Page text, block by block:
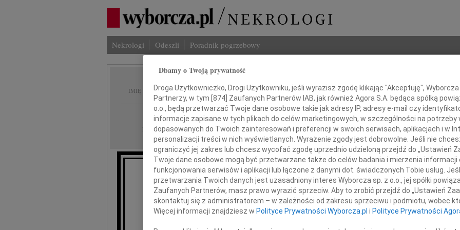
Nekrologi Odeszli Poradnik pogrzebowy
IMIĘ I NAZWISKO: Wanda Jadwiga Dziedzic
REGION: Kraków, Katowice, Warszawa
DATA EMISJI: 24.02.2017
Imię i
INNE
W
Z
Ewa
W
Dbamy o Twoją prywatność
Droga Użytkowniczko, Drogi Użytkowniku, jeśli wyrazisz zgodę klikając "Akceptuję",
Partnerzy, w tym [ 874 ] Zaufanych Partnerów IAB, jak również Agora S.A. będąca spółką
o.o., będą przetwarzać Twoje dane osobowe takie jak adresy IP, adresy e-mail czy
informacje zapisane w tych plikach do celów marketingowych, w szczególności na potrzeby
dopasowanych do Twoich zainteresowań i preferencji w swoich serwisach, aplikacjach i w
personalizacji treści w nich wyświetlanych. Wyrażenie zgody jest dobrowolne. Jeśli nie
ograniczyć jej zakres lub chcesz wycofać zgodę uprzednio udzieloną przejdź do „Ustawień
Twoje dane osobowe mogą być przetwarzane także do celów badania i mierzenia
funkcjonowania serwisów i aplikacji lub łączone z danymi dot. świadczonych Tobie usług.
przetwarzania Twoich danych jest uzasadniony interes Wyborcza sp. z o.o., jej spółki
Zaufanych Partnerów, masz prawo wyrazić sprzeciw. Aby to zrobić przejdź do „Ustawień
skontaktuj się z administratorem – w zależności od zakresu sprzeciwu i podmiotu, wobec
Więcej informacji znajdziesz w Polityce Prywatności Wyborcza.pl i Polityce Prywatności